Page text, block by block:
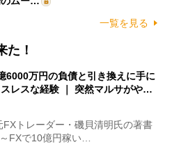
一覧を見る
た！
6000万円の負債と引き換えに手に
スレスな経験 ｜ 突然マルサがや…
トレーダー・磯貝清明氏の著書
FXで10億円稼い…